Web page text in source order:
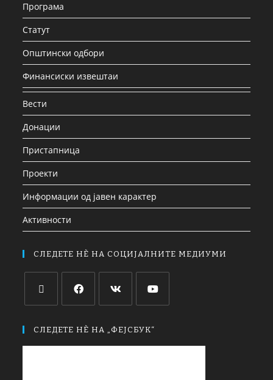
Програма
Статут
Општински одбори
Финансиски извештаи
Вести
Донации
Пристапница
Проекти
Информации од јавен карактер
Активности
СЛЕДЕТЕ НЀ НА СОЦИЈАЛНИТЕ МЕДИУМИ
СЛЕДЕТЕ НЀ НА „ФЕЈСБУК“